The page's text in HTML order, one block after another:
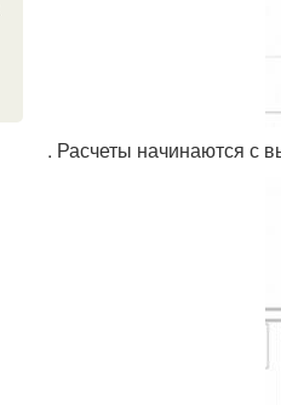
. Расчеты начинаются с